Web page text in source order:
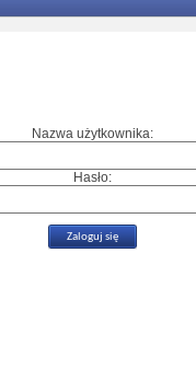
Nazwa użytkownika:
Hasło: